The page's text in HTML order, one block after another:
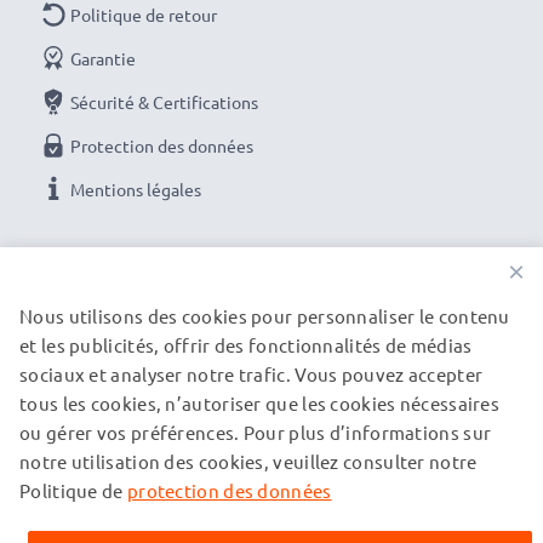
bancaire, paypal, carte bleue, virement bancaire)
Droit de retour
produit dans les 30 jours si celui-ci ne convient pas
pleinement à vos attentes
l’écoute par téléphone du lundi au vendredi de 10h à
Politique de retour
Garantie
Sécurité & Certifications
Protection des données
Mentions légales
NOS PARTENAIRES DE LIVRAISON
© subtel.fr 2026
Tous les prix incluent la TVA et excluent les frais de port.
Veuillez noter que toutes les marques citées sont des
mentionnées sur nos pages web uniquement pour fournir des
×
Nous utilisons des cookies pour personnaliser le contenu
et les publicités, offrir des fonctionnalités de médias
sociaux et analyser notre trafic. Vous pouvez accepter
tous les cookies, n’autoriser que les cookies nécessaires
ou gérer vos préférences. Pour plus d’informations sur
notre utilisation des cookies, veuillez consulter notre
Politique de protection des données